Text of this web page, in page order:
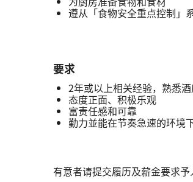
遵从「食物安全重点控制」
要求
2年或以上相关经验，熟悉
态度正面、积极乐观
富责任感和可靠
勤力並能在节奏急速的环境
有意者请提交履历及薪金要求予